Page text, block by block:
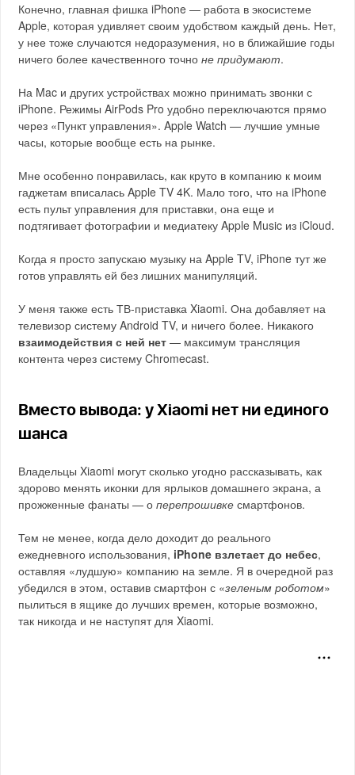
Конечно, главная фишка iPhone — работа в экосистеме
Apple, которая удивляет своим удобством каждый день. Нет,
у нее тоже случаются недоразумения, но в ближайшие годы
ничего более качественного точноне придумают.
На Mac и других устройствах можно принимать звонки с
iPhone. Режимы AirPods Pro удобно переключаются прямо
через «Пункт управления». Apple Watch — лучшие умные
часы, которые вообще есть на рынке.
Мне особенно понравилась, как круто в компанию к моим
гаджетам вписалась Apple TV 4K. Мало того, что на iPhone
есть пульт управления для приставки, она еще и
подтягивает фотографии и медиатеку Apple Music из iCloud.
Когда я просто запускаю музыку на Apple TV, iPhone тут же
готов управлять ей без лишних манипуляций.
У меня также есть ТВ-приставка Xiaomi. Она добавляет на
телевизор систему Android TV, и ничего более. Никакого
взаимодействия с ней нет — максимум трансляция
контента через систему Chromecast.
Вместо вывода: у Xiaomi нет ни единого
шанса
Владельцы Xiaomi могут сколько угодно рассказывать, как
здорово менять иконки для ярлыков домашнего экрана, а
прожженные фанаты — оперепрошивке смартфонов.
Тем не менее, когда дело доходит до реального
ежедневного использования, iPhone взлетает до небес,
оставляя «лудшую» компанию на земле. Я в очередной раз
убедился в этом, оставив смартфон с «зеленым роботом»
пылиться в ящике до лучших времен, которые возможно,
так никогда и не наступят для Xiaomi.